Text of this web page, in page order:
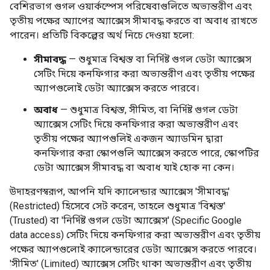
বেশিরভাগ গুগল ওয়ার্কস্পেস পরিষেবাগুলিতে অভ্যন্তরীণ এবং
তৃতীয় পক্ষের অ্যাপের অ্যাক্সেস সীমাবদ্ধ করতে বা অবাধ রাখতে
পারেন। প্রতিটি বিকল্পের অর্থ নিচে দেওয়া হলো:
সীমাবদ্ধ — শুধুমাত্র বিশ্বস্ত বা নির্দিষ্ট গুগল ডেটা অ্যাক্সেস
সেটিং দিয়ে কনফিগার করা অভ্যন্তরীণ এবং তৃতীয় পক্ষের
অ্যাপগুলোই ডেটা অ্যাক্সেস করতে পারবে।
অবাধ — শুধুমাত্র বিশ্বস্ত, সীমিত, বা নির্দিষ্ট গুগল ডেটা
অ্যাক্সেস সেটিং দিয়ে কনফিগার করা অভ্যন্তরীণ এবং
তৃতীয় পক্ষের অ্যাপগুলিই একজন অ্যাডমিন দ্বারা
কনফিগার করা স্কোপগুলি অ্যাক্সেস করতে পারে, স্কোপটির
ডেটা অ্যাক্সেস সীমাবদ্ধ বা অবাধ যাই হোক না কেন।
উদাহরণস্বরূপ, আপনি যদি ক্যালেন্ডার অ্যাক্সেস 'সীমাবদ্ধ'
(Restricted) হিসেবে সেট করেন, তাহলে শুধুমাত্র 'বিশ্বস্ত'
(Trusted) বা 'নির্দিষ্ট গুগল ডেটা অ্যাক্সেস' (Specific Google
data access) সেটিং দিয়ে কনফিগার করা অভ্যন্তরীণ এবং তৃতীয়
পক্ষের অ্যাপগুলোই ক্যালেন্ডারের ডেটা অ্যাক্সেস করতে পারবে।
'সীমিত' (Limited) অ্যাক্সেস সেটিং থাকা অভ্যন্তরীণ এবং তৃতীয়